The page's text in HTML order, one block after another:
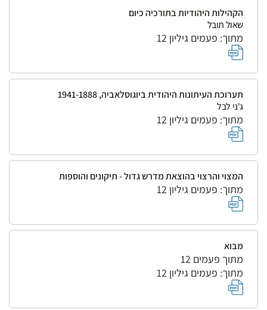
הקהילות היהודיות בתורכיה כיום
שאול תובל
מתוך: פעמים גיליון 12
תערוכת העיתונות היהודית ביוגוסלאביה, 1941-1888
ג'ני לבל
מתוך: פעמים גיליון 12
המצוי והרצוי בהוצאת מדרש גדול - תיקונים והוספות
מתוך: פעמים גיליון 12
מבוא
מתוך פעמים 12
מתוך: פעמים גיליון 12